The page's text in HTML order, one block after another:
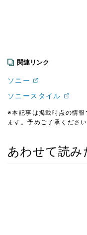
関連リンク
ソニー
ソニースタイル
※本記事は掲載時点の情報
ます。予めご了承ください
あわせて読み